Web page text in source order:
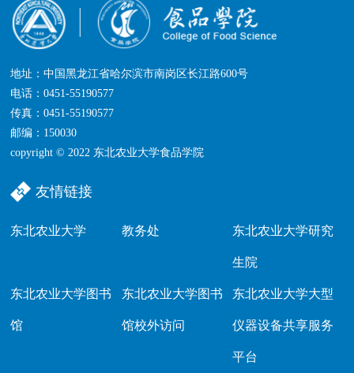
地址：中国黑龙江省哈尔滨市南岗区长江路600号
电话：0451-55190577
传真：0451-55190577
邮编：150030
copyright © 2022 东北农业大学食品学院
友情链接
东北农业大学 教务处 东北农业大学研究
生院
东北农业大学图书
馆
东北农业大学图书
馆校外访问
东北农业大学大型
仪器设备共享服务
平台